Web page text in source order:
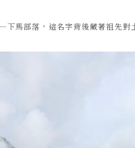
馬部落，這名字背後藏著祖先